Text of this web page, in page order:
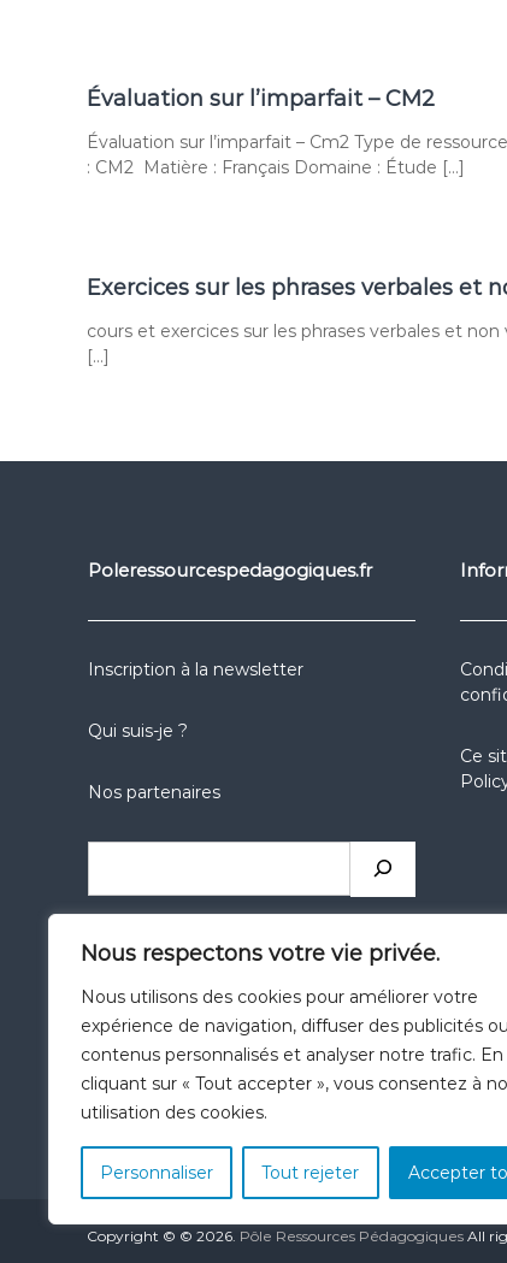
Nous respectons votre vie privée.
Nous utilisons des cookies pour améliorer votre
expérience de navigation, diffuser des publicités
contenus personnalisés et analyser notre trafic. En
cliquant sur « Tout accepter », vous consentez à
utilisation des cookies.
Personnaliser Tout rejeter Accepter
Évaluation sur l’imparfait – CM2
Évaluation sur l’imparfait – Cm2 Type de
: CM2 Matière : Français Domaine : Étude […]
Exercices sur les phrases verbales et
cours et exercices sur les phrases verbales et
[…]
Poleressourcespedagogiques.fr
Inscription à la newsletter
Qui suis-je ?
Nos partenaires
réseaux
sociaux
réseauxréseaux
Catégories
Ce
Copyright © © 2026. Pôle Ressources Pédagogiques All